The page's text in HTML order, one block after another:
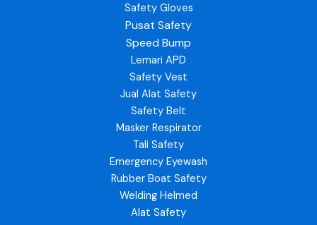
Safety Gloves
Pusat Safety
Speed Bump
Lemari APD
Safety Vest
Jual Alat Safety
Safety Belt
Masker Respirator
Tali Safety
Emergency Eyewash
Rubber Boat Safety
Welding Helmed
Alat Safety